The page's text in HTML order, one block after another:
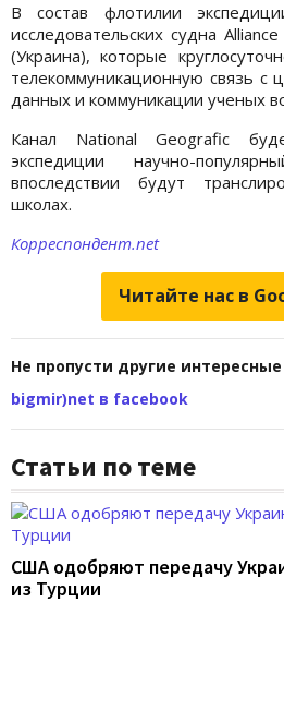
В состав флотилии
исследовательских судна
(Украина), которые
телекоммуникационную связь с
данных и коммуникации ученых
Канал National Geografic
экспедиции научно-
впоследствии будут
школах.
Корреспондент.net
Читайте нас в
Не пропусти другие
bigmir)net в facebook
Статьи по теме
США одобряют передачу
из Турции